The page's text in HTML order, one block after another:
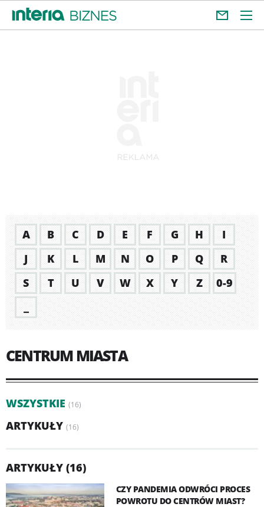
A B C D E F G H
I
J
K L M N O P Q
R
S
T U V W X Y Z
0-9
CENTRUM MIASTA
WSZYSTKIE (16)
ARTYKUŁY (16)
ARTYKUŁY (16)
CZY PANDEMIA ODWRÓCI PROCES
POWROTU DO CENTRÓW MIAST?